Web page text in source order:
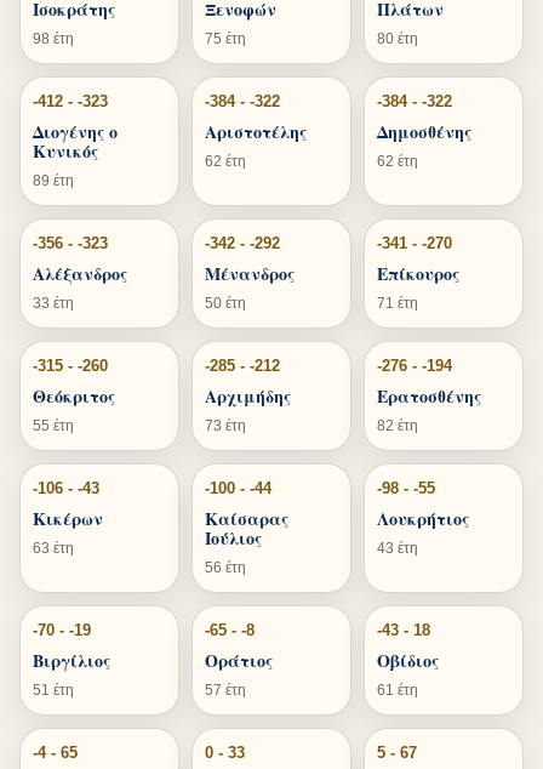
Ισοκράτης
98 έτη
Ξενοφών
75 έτη
Πλάτων
80 έτη
-412 - -323
Διογένης ο
Κυνικός
89 έτη
-384 - -322
Αριστοτέλης
62 έτη
-384 - -322
Δημοσθένης
62 έτη
-356 - -323
Αλέξανδρος
33 έτη
-342 - -292
Μένανδρος
50 έτη
-341 - -270
Επίκουρος
71 έτη
-315 - -260
Θεόκριτος
55 έτη
-285 - -212
Αρχιμήδης
73 έτη
-276 - -194
Ερατοσθένης
82 έτη
-106 - -43
Κικέρων
63 έτη
-100 - -44
Καίσαρας
Ιούλιος
56 έτη
-98 - -55
Λουκρήτιος
43 έτη
-70 - -19
Βιργίλιος
51 έτη
-65 - -8
Οράτιος
57 έτη
-43 - 18
Οβίδιος
61 έτη
-4 - 65 0 - 33 5 - 67